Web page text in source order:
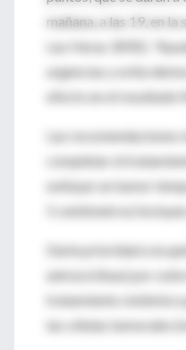
mañana, a las 19, en
Las Heras 3092).
urgencias y evita
efecto en el resultado
Las recomendaciones
completar el
extirpar un tumor
5 centímetros)
Darle prioridad a la
antraciclinas) por
tratamiento sistémico
las células tumorales